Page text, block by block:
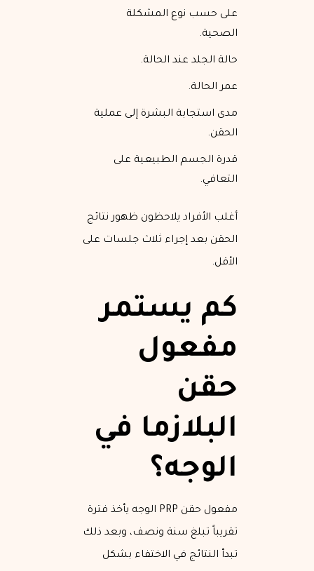
على حسب نوع المشكلة
الصحية.
حالة الجلد عند الحالة.
عمر الحالة.
مدى استجابة البشرة إلى عملية
الحقن.
قدرة الجسم الطبيعية على
التعافي.
أغلب الأفراد يلاحظون ظهور نتائج
الحقن بعد إجراء ثلاث جلسات على
الأقل.
كم يستمر
مفعول
حقن
البلازما في
الوجه؟
مفعول حقن PRP الوجه يأخذ فترة
تقريباً تبلغ سنة ونصف، وبعد ذلك
تبدأ النتائج في الاختفاء بشكل